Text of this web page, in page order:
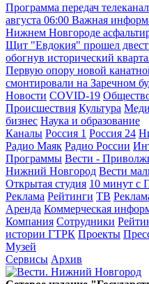
Программа передач
августа 06:00 Важная
Нижнем Новгороде
Щит "Евдокия" прошел
обогнув исторический
Первую опору новой
смонтировали на Заречном
Новости COVID-19
Происшествия Культура
бизнес Наука и образование
Каналы Россия 1 Россия 24
Радио Маяк Радио России
Программы Вести -
Нижний Новгород Вести
Открытая студия 10 минут с
Реклама Рейтинги ТВ
Аренда Коммерческая
Компания Сотрудники
истории ГТРК Проекты
Музей
Сервисы Архив